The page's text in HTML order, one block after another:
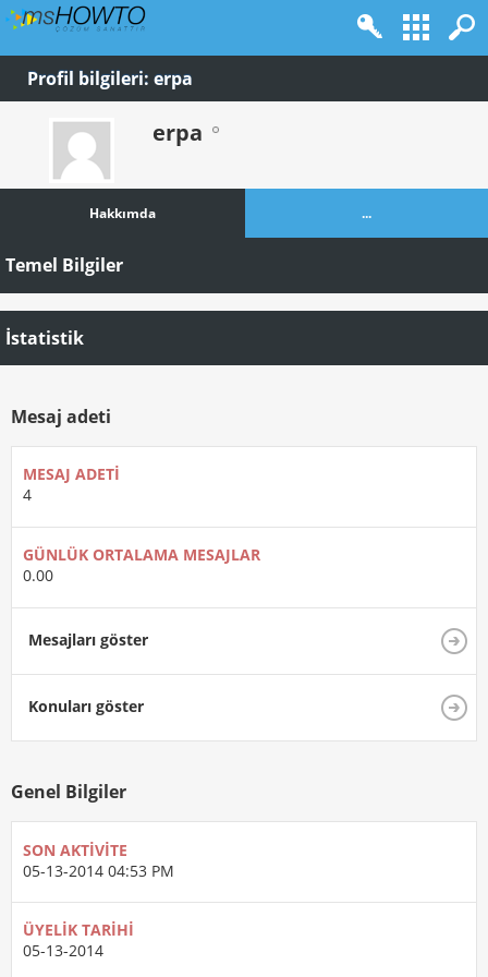
Profil bilgileri: erpa
erpa
Hakkımda ...
Temel Bilgiler
İstatistik
Mesaj adeti
MESAJ ADETI
4
GÜNLÜK ORTALAMA MESAJLAR
0.00
Mesajları göster
Konuları göster
Genel Bilgiler
SON AKTIVITE
05-13-2014 04:53 PM
ÜYELIK TARIHI
05-13-2014